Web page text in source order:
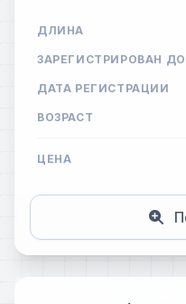
ДЛИНА
ЗАРЕГИСТРИРОВАН ДО
ДАТА РЕГИСТРАЦИИ
ВОЗРАСТ
ЦЕНА